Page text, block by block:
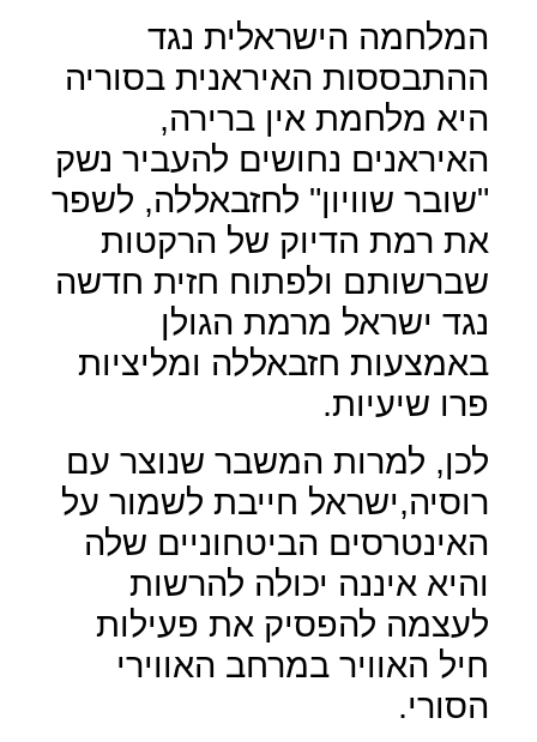
המלחמה הישראלית נגד
ההתבססות האיראנית בסוריה
היא מלחמת אין ברירה,
האיראנים נחושים להעביר נשק
"שובר שוויון" לחזבאללה, לשפר
את רמת הדיוק של הרקטות
שברשותם ולפתוח חזית חדשה
נגד ישראל מרמת הגולן
באמצעות חזבאללה ומליציות
פרו שיעיות.
לכן, למרות המשבר שנוצר עם
רוסיה,ישראל חייבת לשמור על
האינטרסים הביטחוניים שלה
והיא איננה יכולה להרשות
לעצמה להפסיק את פעילות
חיל האוויר במרחב האווירי
הסורי.